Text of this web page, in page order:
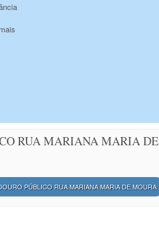
RUA MARIANA MARIA DE
PÚBLICO RUA MARIANA MARIA DE MOURA